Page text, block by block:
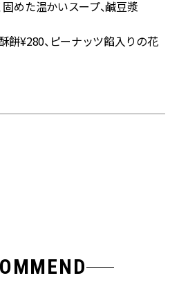
めた温かいスープ、鹹豆漿
餅¥280、ピーナッツ餡入りの花